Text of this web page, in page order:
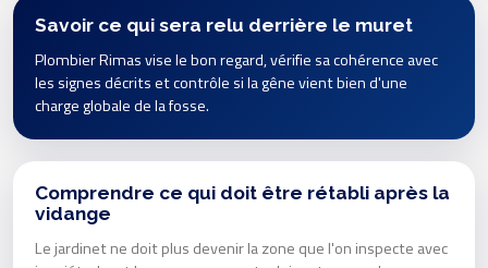
Savoir ce qui sera relu derrière le muret
Plombier Rimas vise le bon regard, vérifie sa cohérence avec
les signes décrits et contrôle si la gêne vient bien d'une
charge globale de la fosse.
Comprendre ce qui doit être rétabli après la
vidange
Le jardinet ne doit plus devenir la zone que l'on inspecte avec